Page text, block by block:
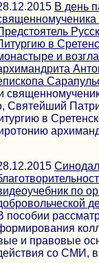
В день
в
и
Святейший
в
по
пособии
и правовые
со СМИ,